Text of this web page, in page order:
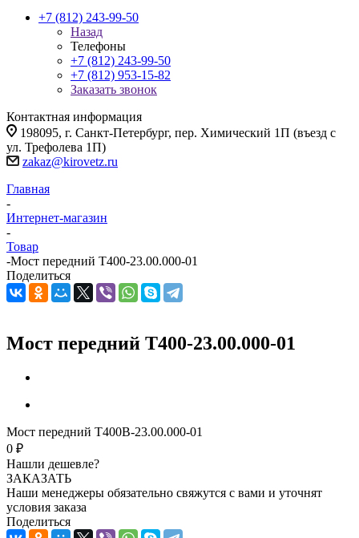
+7 (812) 243-99-50
Назад
Телефоны
+7 (812) 243-99-50
+7 (812) 953-15-82
Заказать звонок
Контактная информация
198095, г. Санкт-Петербург, пер. Химический 1П (въезд с
ул. Трефолева 1П)
zakaz@kirovetz.ru
Главная
-
Интернет-магазин
-
Товар
-Мост передний Т400-23.00.000-01
Поделиться
Мост передний Т400-23.00.000-01
Мост передний Т400В-23.00.000-01
0 ₽
Нашли дешевле?
ЗАКАЗАТЬ
Наши менеджеры обязательно свяжутся с вами и уточнят
условия заказа
Поделиться